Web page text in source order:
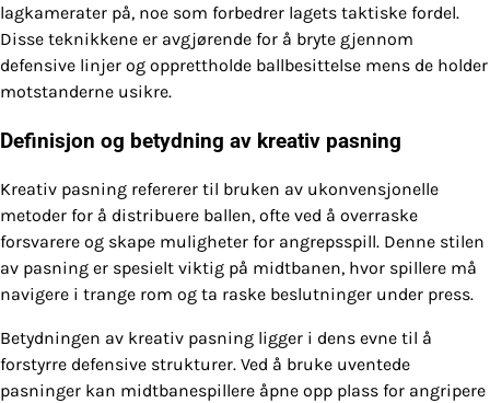
lagkamerater på, noe som forbedrer lagets taktiske fordel.
Disse teknikkene er avgjørende for å bryte gjennom
defensive linjer og opprettholde ballbesittelse mens de holder
motstanderne usikre.
Definisjon og betydning av kreativ pasning
Kreativ pasning refererer til bruken av ukonvensjonelle
metoder for å distribuere ballen, ofte ved å overraske
forsvarere og skape muligheter for angrepsspill. Denne stilen
av pasning er spesielt viktig på midtbanen, hvor spillere må
navigere i trange rom og ta raske beslutninger under press.
Betydningen av kreativ pasning ligger i dens evne til å
forstyrre defensive strukturer. Ved å bruke uventede
pasninger kan midtbanespillere åpne opp plass for angripere